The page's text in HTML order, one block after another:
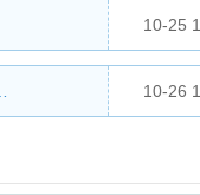
10-25
10-26